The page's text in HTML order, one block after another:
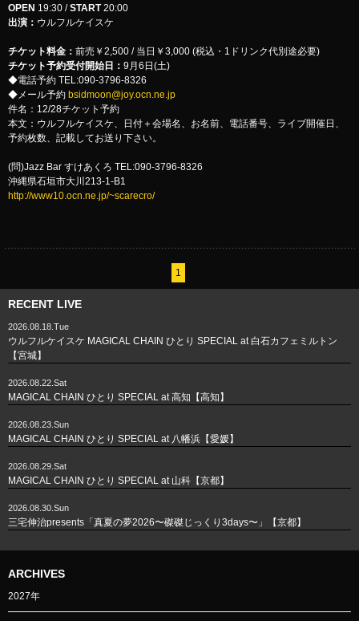
OPEN 19:30 /START20:00
出演： ウルフルケイスケ
チケット料金： 前売￥2,500 / 当日￥3,000 (税込・1ドリンク代別途必要)
チケット予約受付開始日： 9月6日(土)
◆電話予約 TEL:090-3796-8326
◆メール予約 bsidmoon@joy.ocn.ne.jp
件名：12/28チケット予約
本文：ウルフルケイスケ、日付＋会場名、お名前、電話番号、ライブ開催日、
予約枚数、記載してお送り下さい。
(問)Jazz Bar すけあくろ TEL:090-3796-8326
沖縄県石垣市大川213-1-B1
http://www10.ocn.ne.jp/~scarecro/
1
RECENT LIVE
2026.08.18.Tue
ウルフルケイスケ MAGICAL CHAIN ひとり SPECIAL at 白石カフェミルトン
【宮城】
2026.08.22.Sat
MAGICAL CHAIN ひとり SPECIAL at 高知【高知】
2026.08.23.Sun
MAGICAL CHAIN ひとり SPECIAL at 八幡浜【愛媛】
2026.08.29.Sat
MAGICAL CHAIN ひとり SPECIAL at 山科【京都】
2026.08.30.Sun
三宅伸治presents「真夏の夢2026〜磔磔じっくり3days〜」【京都】
ARCHIVES
2027年